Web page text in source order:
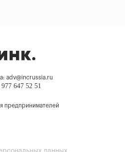
adv@incrussia.ru
647 52 51
предпринимателей